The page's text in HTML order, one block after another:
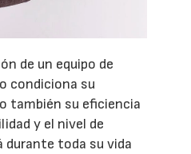
de un equipo de
condiciona su
también su eficiencia
y el nivel de
toda su vida